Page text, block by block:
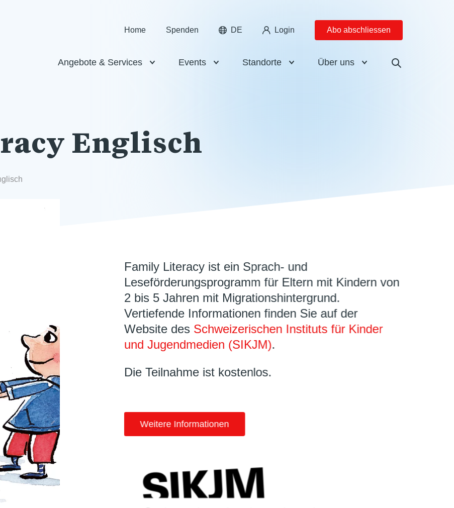
Home Spenden DE Login Abo abschliessen
Angebote & Services Events Standorte Über uns
Englisch
Family Literacy ist ein Sprach- und
Leseförderungsprogramm für Eltern mit Kindern von
2 bis 5 Jahren mit Migrationshintergrund.
Vertiefende Informationen finden Sie auf der
Website des Schweizerischen Instituts für Kinder
und Jugendmedien (SIKJM).
Die Teilnahme ist kostenlos.
Weitere Informationen